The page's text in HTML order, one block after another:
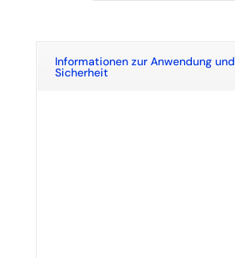
Informationen zur Anwendung und
Sicherheit